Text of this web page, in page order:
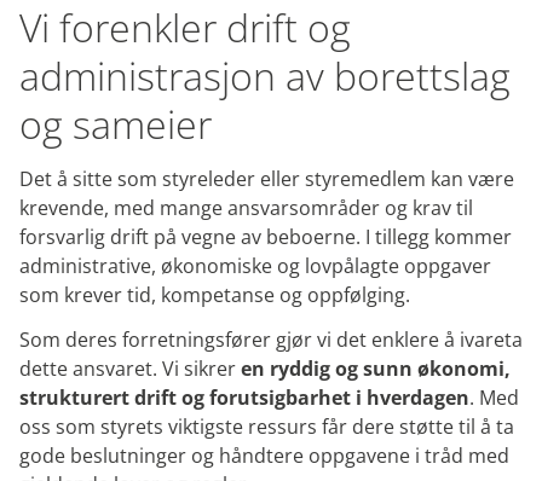
Vi forenkler drift og
administrasjon av borettslag
og sameier
Det å sitte som styreleder eller styremedlem kan være
krevende, med mange ansvarsområder og krav til
forsvarlig drift på vegne av beboerne. I tillegg kommer
administrative, økonomiske og lovpålagte oppgaver
som krever tid, kompetanse og oppfølging.
Som deres forretningsfører gjør vi det enklere å ivareta
dette ansvaret. Vi sikreren ryddig og sunn økonomi,
strukturert drift og forutsigbarhet i hverdagen. Med
oss som styrets viktigste ressurs får dere støtte til å ta
gode beslutninger og håndtere oppgavene i tråd med